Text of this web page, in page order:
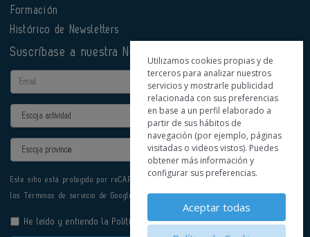
Formación
Histórico de Newsletters
Suscríbase a nuestra Newsletter
Email
Actividad
Provincia
Este sitio está protegido por reCAPTCHA y se aplican la
los Términos de servicio de Google.
He leído y entiendo la Política de Privacidad
Utilizamos cookies propias y de
terceros para analizar nuestros
servicios y mostrarle publicidad
relacionada con sus preferencias
en base a un perfil elaborado a
partir de sus hábitos de
navegación (por ejemplo, páginas
visitadas o videos vistos). Puedes
obtener más información y
configurar sus preferencias.
Aceptar todas